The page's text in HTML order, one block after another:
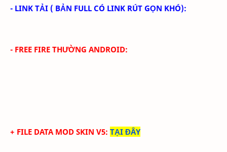
- LINK TẢI ( BẢN FULL CÓ LINK RÚT GỌN KHÓ):
- FREE FIRE THƯỜNG ANDROID:
+ FILE DATA MOD SKIN V5: TẠI ĐÂY